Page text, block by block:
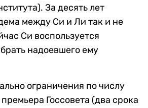
За десять лет
между Си и Ли так и не
Си воспользуется
надоевшего ему
ограничения по числу
Госсовета (два срока